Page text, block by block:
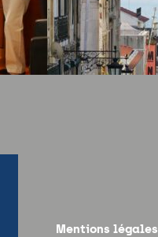
Mentions légales